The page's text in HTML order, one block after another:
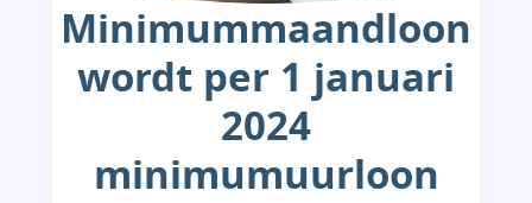
Minimummaandloon
wordt per 1 januari
2024
minimumuurloon